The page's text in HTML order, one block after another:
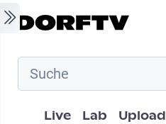
Skip to main content
Hauptnavigation
Live Lab Upload